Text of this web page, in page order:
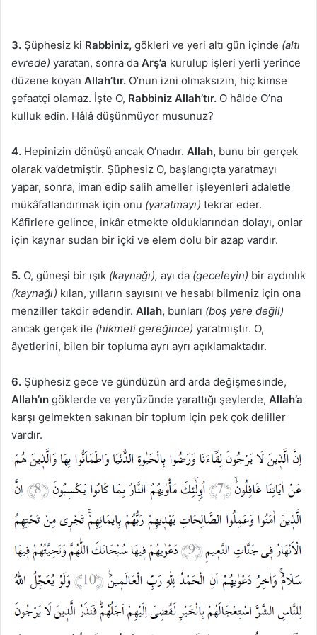
3. Şüphesiz ki Rabbiniz, gökleri ve yeri altı gün içinde (altı
evrede) yaratan, sonra da Arş’a kurulup işleri yerli yerince
düzene koyan Allah’tır. O’nun izni olmaksızın, hiç kimse
şefaatçi olamaz. İşte O, Rabbiniz Allah’tır. O hâlde O’na
kulluk edin. Hâlâ düşünmüyor musunuz?
4. Hepinizin dönüşü ancak O’nadır. Allah, bunu bir gerçek
olarak va’detmiştir. Şüphesiz O, başlangıçta yaratmayı
yapar, sonra, iman edip salih ameller işleyenleri adaletle
mükâfatlandırmak için onu (yaratmayı) tekrar eder.
Kâfirlere gelince, inkâr etmekte olduklarından dolayı, onlar
için kaynar sudan bir içki ve elem dolu bir azap vardır.
5. O, güneşi bir ışık (kaynağı), ayı da (geceleyin) bir aydınlık
(kaynağı) kılan, yılların sayısını ve hesabı bilmeniz için ona
menziller takdir edendir. Allah, bunları (boş yere değil)
ancak gerçek ile (hikmeti gereğince) yaratmıştır. O,
âyetlerini, bilen bir topluma ayrı ayrı açıklamaktadır.
6. Şüphesiz gece ve gündüzün ard arda değişmesinde,
Allah’ın göklerde ve yeryüzünde yarattığı şeylerde, Allah’a
karşı gelmekten sakınan bir toplum için pek çok deliller
vardır.